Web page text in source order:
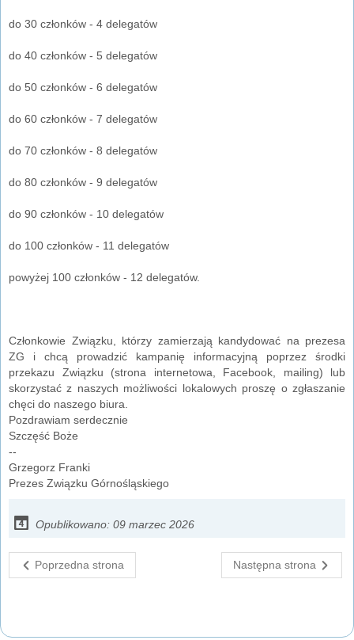
do 30 członków - 4 delegatów
do 40 członków - 5 delegatów
do 50 członków - 6 delegatów
do 60 członków - 7 delegatów
do 70 członków - 8 delegatów
do 80 członków - 9 delegatów
do 90 członków - 10 delegatów
do 100 członków - 11 delegatów
powyżej 100 członków - 12 delegatów.
Członkowie Związku, którzy zamierzają kandydować na prezesa
ZG i chcą prowadzić kampanię informacyjną poprzez środki
przekazu Związku (strona internetowa, Facebook, mailing) lub
skorzystać z naszych możliwości lokalowych proszę o zgłaszanie
chęci do naszego biura.
Pozdrawiam serdecznie
Szczęść Boże
--
Grzegorz Franki
Prezes Związku Górnośląskiego
Opublikowano: 09 marzec 2026
Poprzedna strona Następna strona